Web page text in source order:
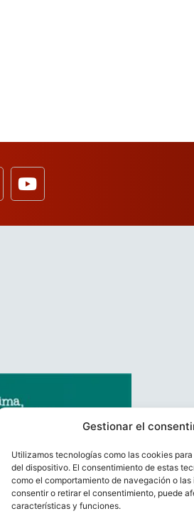
Gestionar el
Utilizamos tecnologías como las cookies
del dispositivo. El consentimiento de estas
como el comportamiento de navegación o
consentir o retirar el consentimiento, puede
características y funciones.